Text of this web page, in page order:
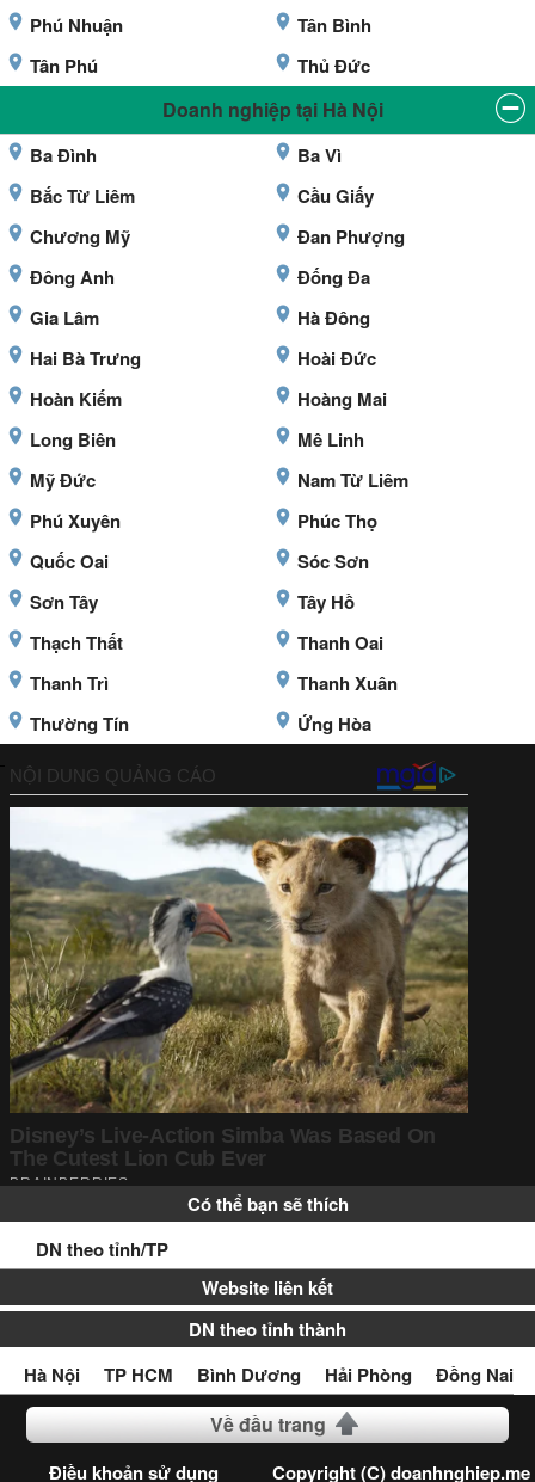
Phú Nhuận
Tân Bình
Tân Phú
Thủ Đức
Doanh nghiệp tại Hà Nội
Ba Đình
Ba Vì
Bắc Từ Liêm
Cầu Giấy
Chương Mỹ
Đan Phượng
Đông Anh
Đống Đa
Gia Lâm
Hà Đông
Hai Bà Trưng
Hoài Đức
Hoàn Kiếm
Hoàng Mai
Long Biên
Mê Linh
Mỹ Đức
Nam Từ Liêm
Phú Xuyên
Phúc Thọ
Quốc Oai
Sóc Sơn
Sơn Tây
Tây Hồ
Thạch Thất
Thanh Oai
Thanh Trì
Thanh Xuân
Thường Tín
Ứng Hòa
Có thể bạn sẽ thích
DN theo tỉnh/TP
Website liên kết
DN theo tỉnh thành
Hà Nội
TP HCM Bình Dương Hải Phòng Đồng Nai
Về đầu trang
Điều khoản sử dụng Copyright (C) doanhnghiep.me